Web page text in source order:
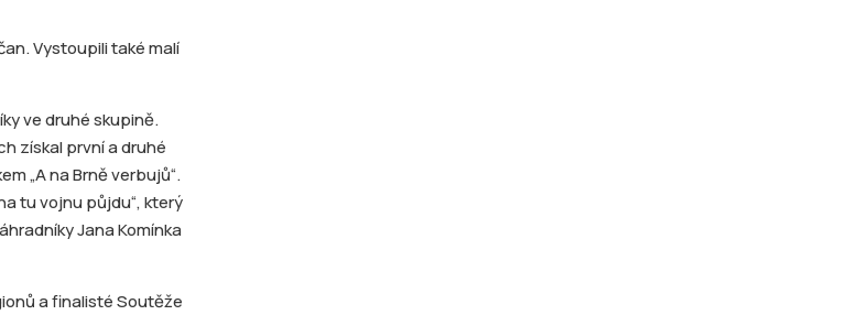
Vystoupili také malí
ve druhé skupině.
získal první a druhé
„A na Brně verbujů“.
tu vojnu půjdu“, který
Jana Komínka
a finalisté Soutěže